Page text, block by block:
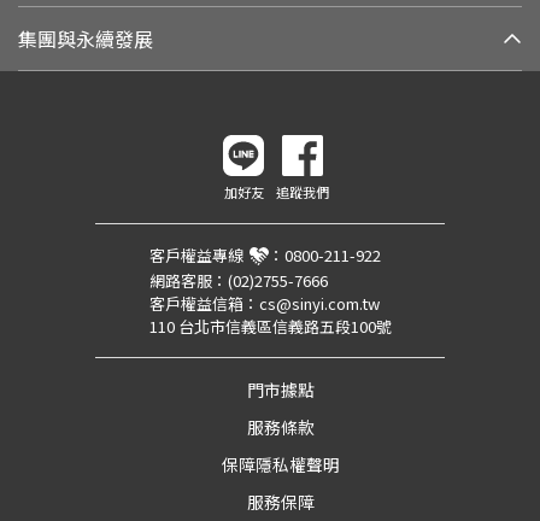
集團與永續發展
加好友 追蹤我們
客戶權益專線 ： 0800-211-922
網路客服： (02)2755-7666
客戶權益信箱： cs@sinyi.com.tw
110 台北市信義區信義路五段100號
門市據點
服務條款
保障隱私權聲明
服務保障